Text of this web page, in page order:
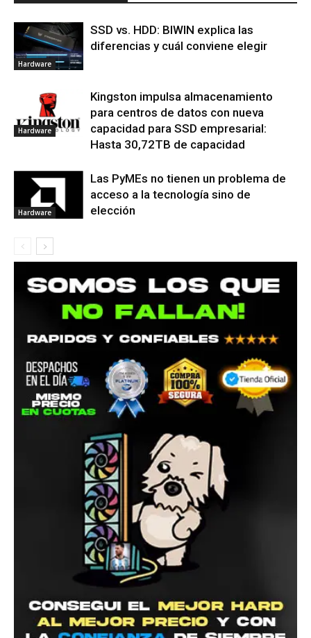
Hardware
SSD vs. HDD: BIWIN explica las
diferencias y cuál conviene elegir
Hardware
Kingston impulsa almacenamiento
para centros de datos con nueva
capacidad para SSD empresarial:
Hasta 30,72TB de capacidad
Hardware
Las PyMEs no tienen un problema de
acceso a la tecnología sino de
elección